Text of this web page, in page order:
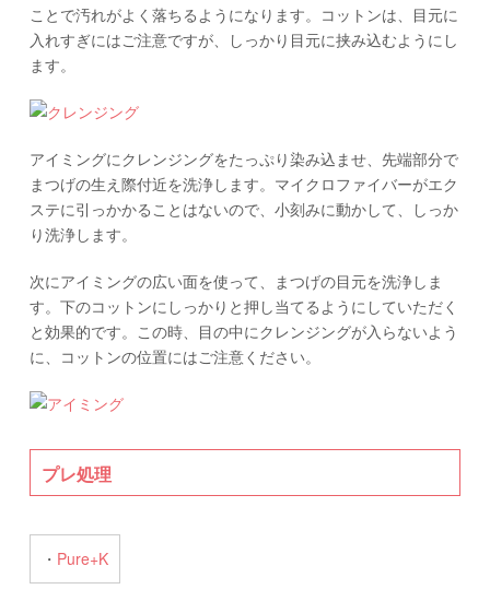
ことで汚れがよく落ちるようになります。コットンは、目元に
入れすぎにはご注意ですが、しっかり目元に挟み込むようにし
ます。
アイミングにクレンジングをたっぷり染み込ませ、先端部分で
まつげの生え際付近を洗浄します。マイクロファイバーがエク
ステに引っかかることはないので、小刻みに動かして、しっか
り洗浄します。
次にアイミングの広い面を使って、まつげの目元を洗浄しま
す。下のコットンにしっかりと押し当てるようにしていただく
と効果的です。この時、目の中にクレンジングが入らないよう
に、コットンの位置にはご注意ください。
プレ処理
・ Pure+K